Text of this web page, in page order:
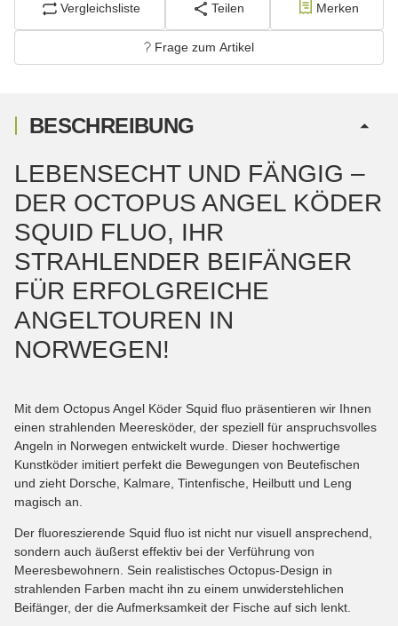
Vergleichsliste Teilen Merken
Frage zum Artikel
BESCHREIBUNG
LEBENSECHT UND FÄNGIG –
DER OCTOPUS ANGEL KÖDER
SQUID FLUO, IHR
STRAHLENDER BEIFÄNGER
FÜR ERFOLGREICHE
ANGELTOUREN IN
NORWEGEN!
Mit dem Octopus Angel Köder Squid fluo präsentieren wir Ihnen
einen strahlenden Meeresköder, der speziell für anspruchsvolles
Angeln in Norwegen entwickelt wurde. Dieser hochwertige
Kunstköder imitiert perfekt die Bewegungen von Beutefischen
und zieht Dorsche, Kalmare, Tintenfische, Heilbutt und Leng
magisch an.
Der fluoreszierende Squid fluo ist nicht nur visuell ansprechend,
sondern auch äußerst effektiv bei der Verführung von
Meeresbewohnern. Sein realistisches Octopus-Design in
strahlenden Farben macht ihn zu einem unwiderstehlichen
Beifänger, der die Aufmerksamkeit der Fische auf sich lenkt.